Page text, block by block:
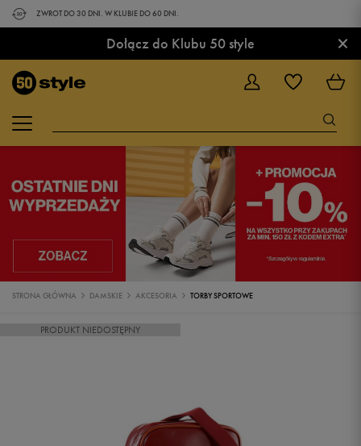
ZWROT DO 30 DNI. W KLUBIE DO 60 DNI.
Dołącz do Klubu 50 style ×
STRONA GŁÓWNA DAMSKIE AKCESORIA TORBY SPORTOWE
PRODUKT NIEDOSTĘPNY